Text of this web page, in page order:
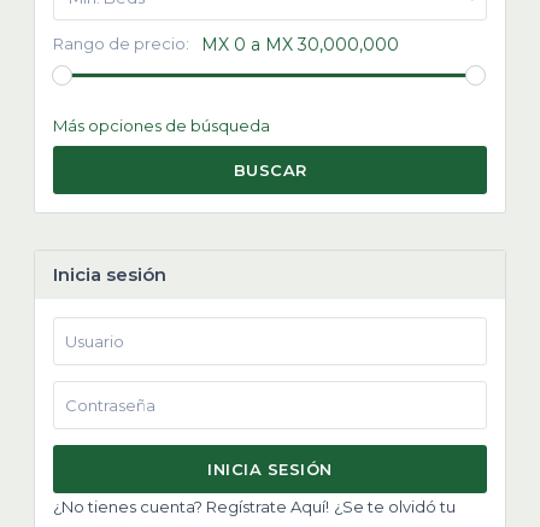
Rango de precio: MX 0 a MX 30,000,000
Más opciones de búsqueda
BUSCAR
Inicia sesión
INICIA SESIÓN
¿No tienes cuenta? Regístrate Aquí! ¿Se te olvidó tu